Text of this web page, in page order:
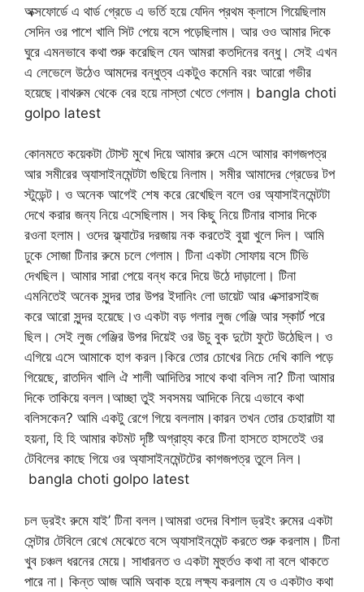
অক্সফোর্ডে এ থার্ড গ্রেডে এ ভর্তি হয়ে যেদিন প্রথম ক্লাসে গিয়েছিলাম
সেদিন ওর পাশে খালি সিট পেয়ে বসে পড়েছিলাম। আর ওও আমার দিকে
ঘুরে এমনভাবে কথা শুরু করেছিল যেন আমরা কতদিনের বন্ধু। সেই এখন
এ লেভেলে উঠেও আমদের বন্ধুত্ব একটুও কমেনি বরং আরো গভীর
হয়েছে।বাথরুম থেকে বের হয়ে নাস্তা খেতে গেলাম। bangla choti
golpo latest
কোনমতে কয়েকটা টোস্ট মুখে দিয়ে আমার রুমে এসে আমার কাগজপত্র
আর সমীরের অ্যাসাইনমেন্টটা গুছিয়ে নিলাম। সমীর আমাদের গ্রেডের টপ
স্টুডেন্ট। ও অনেক আগেই শেষ করে রেখেছিল বলে ওর অ্যাসাইনমেন্টটা
দেখে করার জন্য নিয়ে এসেছিলাম। সব কিছু নিয়ে টিনার বাসার দিকে
রওনা হলাম। ওদের ফ্ল্যাটের দরজায় নক করতেই বুয়া খুলে দিল। আমি
ঢুকে সোজা টিনার রুমে চলে গেলাম। টিনা একটা সোফায় বসে টিভি
দেখছিল। আমার সারা পেয়ে বন্ধ করে দিয়ে উঠে দাড়ালো। টিনা
এমনিতেই অনেক সুন্দর তার উপর ইদানিং লো ডায়েট আর এক্সারসাইজ
করে আরো সুন্দর হয়েছে।ও একটা বড় গলার লুজ গেঞ্জি আর স্কার্ট পরে
ছিল। সেই লুজ গেঞ্জির উপর দিয়েই ওর উচু বুক দুটো ফুটে উঠেছিল। ও
এগিয়ে এসে আমাকে হাগ করল।কিরে তোর চোখের নিচে দেখি কালি পড়ে
গিয়েছে, রাতদিন খালি ঐ শালী আদিতির সাথে কথা বলিস না? টিনা আমার
দিকে তাকিয়ে বলল।আচ্ছা তুই সবসময় আদিকে নিয়ে এভাবে কথা
বলিসকেন? আমি একটু রেগে গিয়ে বললাম।কারন তখন তোর চেহারাটা যা
হয়না, হি হি আমার কটমট দৃষ্টি অগ্রাহ্য করে টিনা হাসতে হাসতেই ওর
টেবিলের কাছে গিয়ে ওর অ্যাসাইনমেন্টটের কাগজপত্র তুলে নিল।
bangla choti golpo latest
চল ড্রইং রুমে যাই’ টিনা বলল।আমরা ওদের বিশাল ড্রইং রুমের একটা
সেন্টার টেবিলে রেখে মেঝেতে বসে অ্যাসাইনমেন্ট করতে শুরু করলাম। টিনা
খুব চঞ্চল ধরনের মেয়ে। সাধারনত ও একটা মুহুর্তও কথা না বলে থাকতে
পারে না। কিন্ত আজ আমি অবাক হয়ে লক্ষ্য করলাম যে ও একটাও কথা